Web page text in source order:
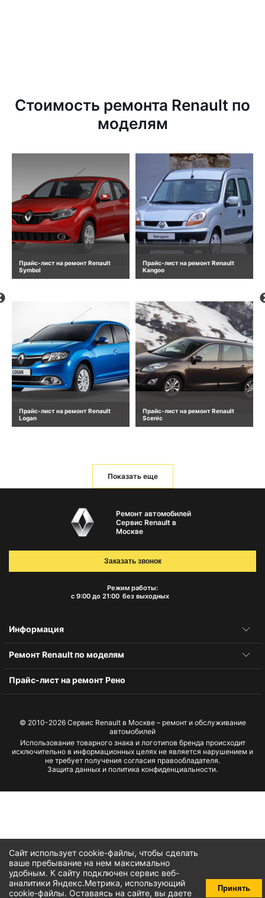
Стоимость ремонта Renault по
моделям
Прайс-лист на ремонт Renault
Symbol
Прайс-лист на ремонт Renault
Logan
Прайс-лист на ремонт Renault
Kangoo
Прайс-лист на ремонт Renault
Scenic
Показать еще
Сайт использует cookie-файлы, чтобы сделать
ваше пребывание на нем максимально
удобным. К cайту подключен сервис веб-
аналитики Яндекс.Метрика, использующий
cookie-файлы. Оставаясь на сайте, вы даете Принять
Ремонт автомобилей
Сервис Renault в
Москве
Режим работы:
с 9:00 до 21:00 без выходных
Заказать звонок
Информация
Ремонт Renault по моделям
Прайс-лист на ремонт Рено
© 2010-2026 Сервис Renault в Москве – ремонт и обслуживание
автомобилей
Использование товарного знака и логотипов бренда происходит
исключительно в информационных целях не является нарушением и
не требует получения согласия правообладателя.
Защита данных и политика конфиденциальности.